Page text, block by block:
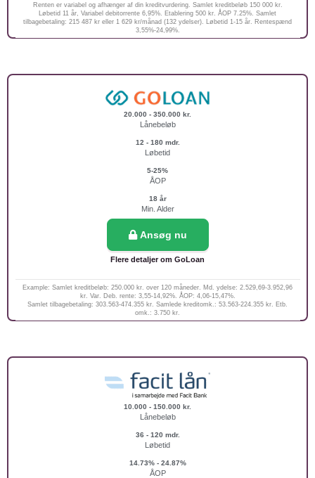
Renten er variabel og afhænger af din kreditvurdering. Samlet kreditbeløb 150 000 kr.
Løbetid 11 år, Variabel debitorrente 6,95%. Etablering 500 kr. ÅOP 7.25%. Samlet
tilbagebetaling: 215 487 kr eller 1 629 kr/månad (132 ydelser). Løbetid 1-15 år. Rentespænd
3,55%-24,99%.
20.000 - 350.000 kr.
Lånebeløb
12 - 180 mdr.
Løbetid
5-25%
ÅOP
18 år
Min. Alder
Ansøg nu
Flere detaljer om GoLoan
Example: Samlet kreditbeløb: 250.000 kr. over 120 måneder. Md. ydelse: 2.529,69-3.952,96
kr. Var. Deb. rente: 3,55-14,92%. ÅOP: 4,06-15,47%.
Samlet tilbagebetaling: 303.563-474.355 kr. Samlede kreditomk.: 53.563-224.355 kr. Etb.
omk.: 3.750 kr.
10.000 - 150.000 kr.
Lånebeløb
36 - 120 mdr.
Løbetid
14.73% - 24.87%
ÅOP